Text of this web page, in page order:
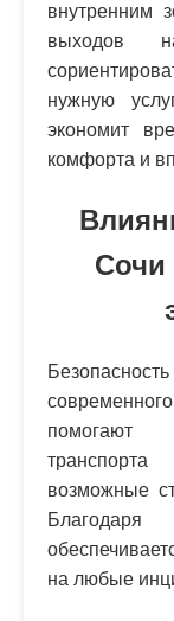
внутренним
выходов
нужную
экономит
комфорта и
Сочи
помогают
возможные
Благодаря
на любые